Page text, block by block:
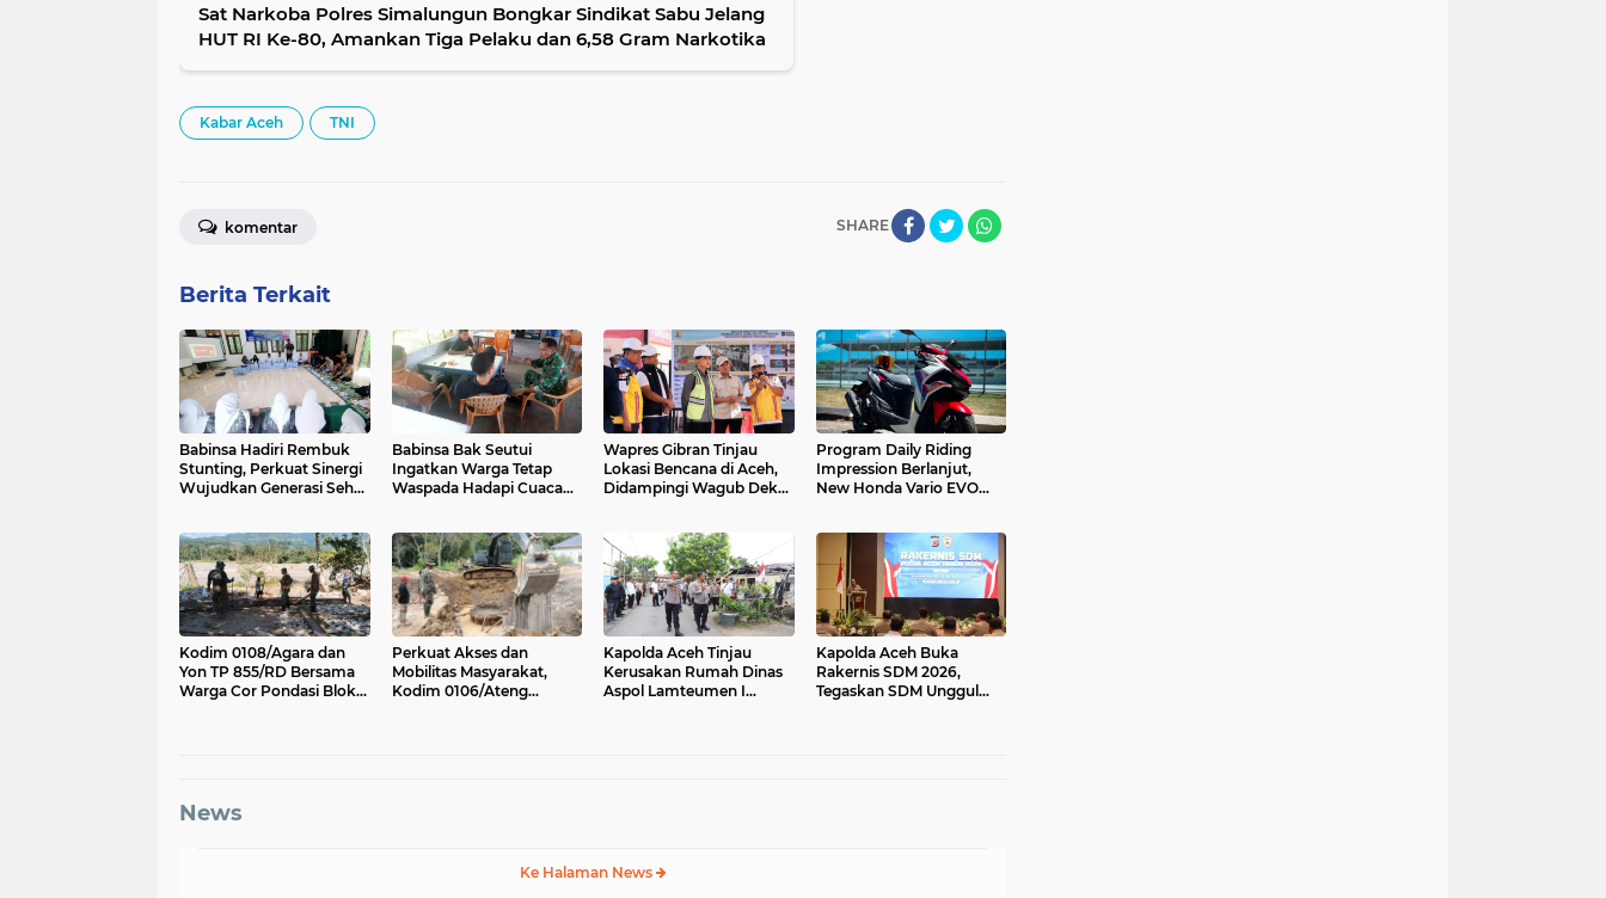
Sat Narkoba Polres Simalungun Bongkar Sindikat Sabu Jelang
HUT RI Ke-80, Amankan Tiga Pelaku dan 6,58 Gram Narkotika
Kabar Aceh TNI
SHARE
komentar
Berita Terkait
Babinsa Hadiri Rembuk
Stunting, Perkuat Sinergi
Wujudkan Generasi Sehat
Babinsa Bak Seutui
Ingatkan Warga Tetap
Waspada Hadapi Cuaca
Wapres Gibran Tinjau
Lokasi Bencana di Aceh,
Didampingi Wagub Dek
Program Daily Riding
Impression Berlanjut,
New Honda Vario EVO
Kodim 0108/Agara dan
Yon TP 855/RD Bersama
Warga Cor Pondasi Blok
Perkuat Akses dan
Mobilitas Masyarakat,
Kodim 0106/Ateng
Kapolda Aceh Tinjau
Kerusakan Rumah Dinas
Aspol Lamteumen I
Kapolda Aceh Buka
Rakernis SDM 2026,
Tegaskan SDM Unggul
News
Ke Halaman News